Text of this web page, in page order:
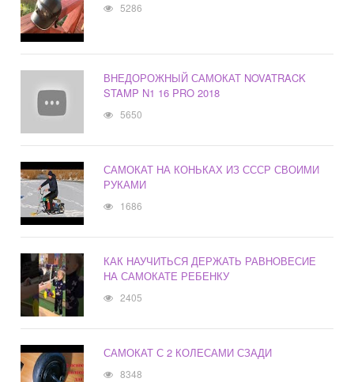
5286
ВНЕДОРОЖНЫЙ САМОКАТ NOVATRACK
STAMP N1 16 PRO 2018
5650
САМОКАТ НА КОНЬКАХ ИЗ СССР СВОИМИ
РУКАМИ
1686
КАК НАУЧИТЬСЯ ДЕРЖАТЬ РАВНОВЕСИЕ
НА САМОКАТЕ РЕБЕНКУ
2405
САМОКАТ С 2 КОЛЕСАМИ СЗАДИ
8348